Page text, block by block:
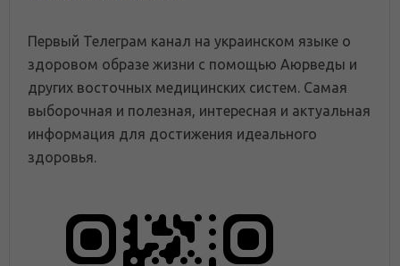
Первый Телеграм канал на украинском языке о
здоровом образе жизни с помощью Аюрведы и
других восточных медицинских систем. Самая
выборочная и полезная, интересная и актуальная
информация для достижения идеального
здоровья.